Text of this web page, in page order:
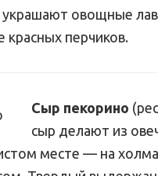
украшают овощные
красных перчиков.
Сыр пекорино
сыр делают из
месте — на